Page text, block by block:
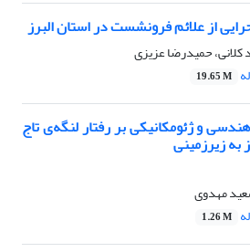
از علائم فرونشست در استان البرز
حمیدرضا عزیزی
19.65 M
و ژئومکانیکی بر رفتار لنگه‌ی تاج
به زیرزمینی
مهدوی
1.26 M